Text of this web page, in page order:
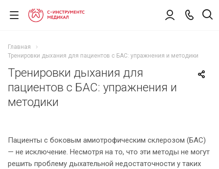
Главная
Тренировки дыхания для пациентов с БАС: упражнения и методики
Тренировки дыхания для
пациентов с БАС: упражнения и
методики
Пациенты с боковым амиотрофическим склерозом (БАС)
— не исключение. Несмотря на то, что эти методы не могут
решить проблему дыхательной недостаточности у таких